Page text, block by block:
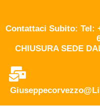
Contattaci Subito: Tel:
CHIUSURA SEDE